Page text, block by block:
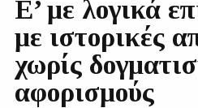
Ε’ με λογικά
με ιστορικές
χωρίς
αφορισμούς